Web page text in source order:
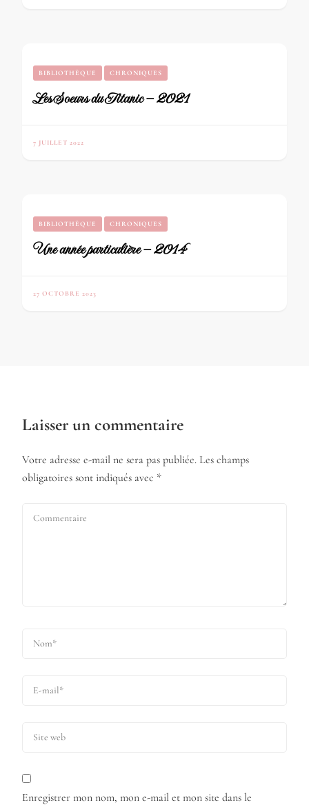
BIBLIOTHÈQUE CHRONIQUES
Les Soeurs du Titanic – 2021
7 JUILLET 2022
BIBLIOTHÈQUE CHRONIQUES
Une année particulière – 2014
27 OCTOBRE 2023
Laisser un commentaire
Votre adresse e-mail ne sera pas publiée. Les champs
obligatoires sont indiqués avec *
Enregistrer mon nom, mon e-mail et mon site dans le